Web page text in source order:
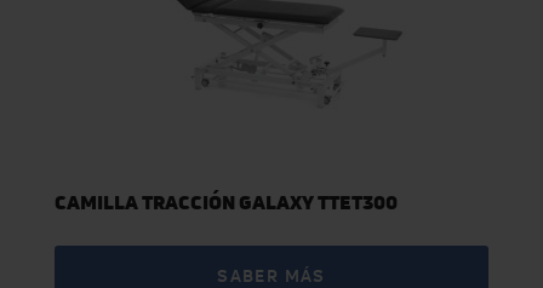
CAMILLA TRACCIÓN GALAXY TTET300
SABER MÁS